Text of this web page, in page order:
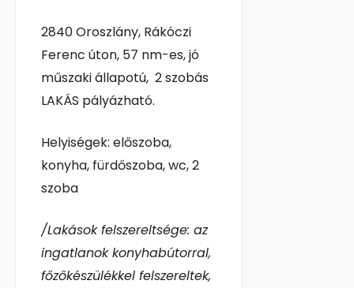
2840 Oroszlány, Rákóczi
Ferenc úton, 57 nm-es, jó
műszaki állapotú, 2 szobás
LAKÁS pályázható.
Helyiségek: előszoba,
konyha, fürdőszoba, wc, 2
szoba
/Lakások felszereltsége: az
ingatlanok konyhabútorral,
főzőkészülékkel felszereltek,